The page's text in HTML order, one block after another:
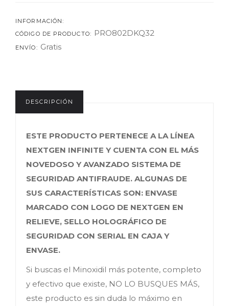
INFORMACIÓN:
CÓDIGO DE PRODUCTO: PRO802DKQ32
ENVÍO: Gratis
DESCRIPCIÓN
ESTE PRODUCTO PERTENECE A LA LÍNEA
NEXTGEN INFINITE Y CUENTA CON EL MÁS
NOVEDOSO Y AVANZADO SISTEMA DE
SEGURIDAD ANTIFRAUDE. ALGUNAS DE
SUS CARACTERÍSTICAS SON: ENVASE
MARCADO CON LOGO DE NEXTGEN EN
RELIEVE, SELLO HOLOGRÁFICO DE
SEGURIDAD CON SERIAL EN CAJA Y
ENVASE.
Si buscas el Minoxidil más potente, completo
y efectivo que existe, NO LO BUSQUES MÁS,
este producto es sin duda lo máximo en